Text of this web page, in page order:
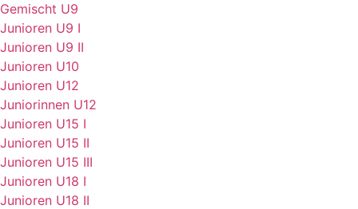
Gemischt U9
Junioren U9 I
Junioren U9 II
Junioren U10
Junioren U12
Juniorinnen U12
Junioren U15 I
Junioren U15 II
Junioren U15 III
Junioren U18 I
Junioren U18 II